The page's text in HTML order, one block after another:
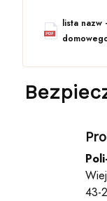
lista
43-